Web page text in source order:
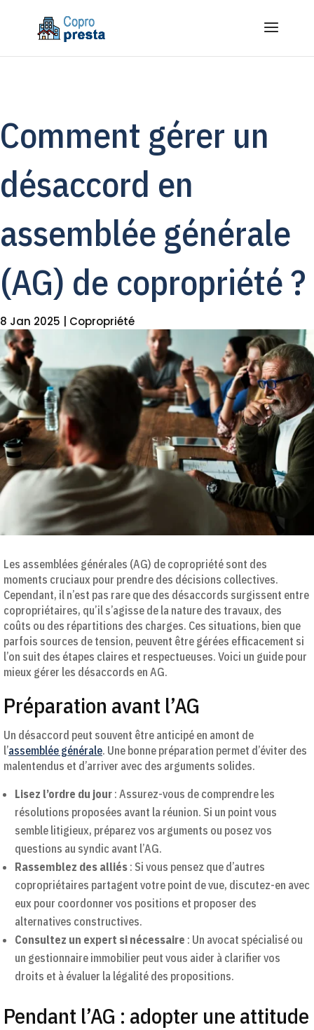
Comment gérer un
désaccord en
assemblée générale
(AG) de copropriété ?
8 Jan 2025 Copropriété
Les assemblées générales (AG) de copropriété sont des
moments cruciaux pour prendre des décisions collectives.
Cependant, il n’est pas rare que des désaccords surgissent entre
copropriétaires, qu’il s’agisse de la nature des travaux, des
coûts ou des répartitions des charges. Ces situations, bien que
parfois sources de tension, peuvent être gérées efficacement si
l’on suit des étapes claires et respectueuses. Voici un guide pour
mieux gérer les désaccords en AG.
Préparation avant l’AG
Un désaccord peut souvent être anticipé en amont de
l’assemblée générale. Une bonne préparation permet d’éviter des
malentendus et d’arriver avec des arguments solides.
Lisez l’ordre du jour : Assurez-vous de comprendre les
résolutions proposées avant la réunion. Si un point vous
semble litigieux, préparez vos arguments ou posez vos
questions au syndic avant l’AG.
Rassemblez des alliés : Si vous pensez que d’autres
copropriétaires partagent votre point de vue, discutez-en avec
eux pour coordonner vos positions et proposer des
alternatives constructives.
Consultez un expert si nécessaire : Un avocat spécialisé ou
un gestionnaire immobilier peut vous aider à clarifier vos
droits et à évaluer la légalité des propositions.
Pendant l’AG : adopter une attitude